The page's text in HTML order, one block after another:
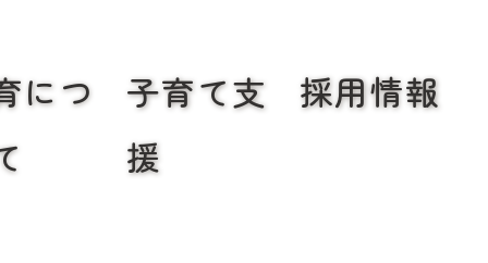
につ
子育て支
援
採用情報